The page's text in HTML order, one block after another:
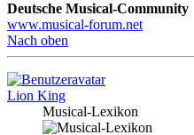
Deutsche Musical-Community
www.musical-forum.net
Nach oben
Lion King
Musical-Lexikon